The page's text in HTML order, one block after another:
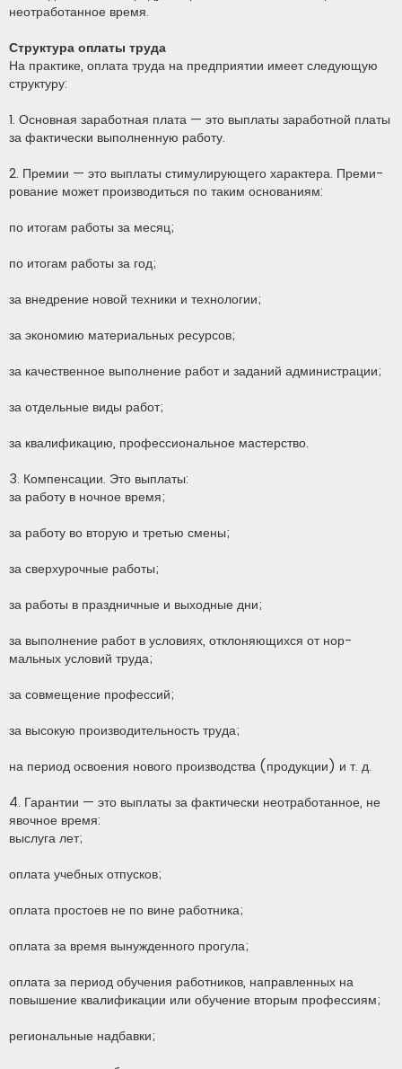
неотработанное время.
Структура оплаты труда
На практике, оплата труда на предприятии имеет следующую
структуру:
1. Основная заработная плата — это выплаты заработной платы
за фактически выполненную работу.
2. Премии — это выплаты стимулирующего характера. Преми­
рование может производиться по таким основаниям:
по итогам работы за месяц;
по итогам работы за год;
за внедрение новой техники и технологии;
за экономию материальных ресурсов;
за качественное выполнение работ и заданий администрации;
за отдельные виды работ;
за квалификацию, профессиональное мастерство.
3. Компенсации. Это выплаты:
за работу в ночное время;
за работу во вторую и третью смены;
за сверхурочные работы;
за работы в праздничные и выходные дни;
за выполнение работ в условиях, отклоняющихся от нор­
мальных условий труда;
за совмещение профессий;
за высокую производительность труда;
на период освоения нового производства (продукции) и т. д.
4. Гарантии — это выплаты за фактически неотработанное, не
явочное время:
выслуга лет;
оплата учебных отпусков;
оплата простоев не по вине работника;
оплата за время вынужденного прогула;
оплата за период обучения работников, направленных на
повышение квалификации или обучение вторым профессиям;
региональные надбавки;